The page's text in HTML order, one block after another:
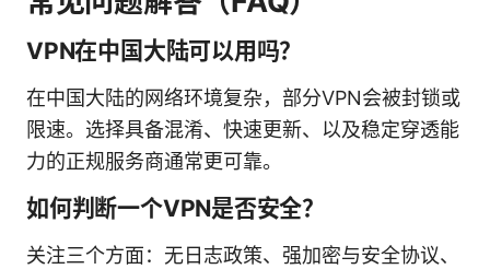
VPN在中国大陆可以用吗？
在中国大陆的网络环境复杂，部分VPN会被封锁或
限速。选择具备混淆、快速更新、以及稳定穿透能
力的正规服务商通常更可靠。
如何判断一个VPN是否安全？
关注三个方面：无日志政策、强加密与安全协议、